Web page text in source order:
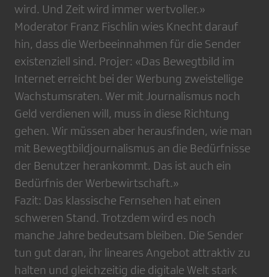
wird. Und Zeit wird immer wertvoller.»
Moderator Franz Fischlin wies Knecht darauf
hin, dass die Werbeeinnahmen für die Sender
existenziell sind. Projer: «Das Bewegtbild im
Internet erreicht bei der Werbung zweistellige
Wachstumsraten. Wer mit Journalismus noch
Geld verdienen will, muss in diese Richtung
gehen. Wir müssen aber herausfinden, wie man
mit Bewegtbildjournalismus an die Bedürfnisse
der Benutzer herankommt. Das ist auch ein
Bedürfnis der Werbewirtschaft.»
Fazit: Das klassische Fernsehen hat einen
schweren Stand. Trotzdem wird es noch
manche Jahre bedeutsam bleiben. Die Sender
tun gut daran, ihr lineares Angebot attraktiv zu
halten und gleichzeitig die digitale Welt stark